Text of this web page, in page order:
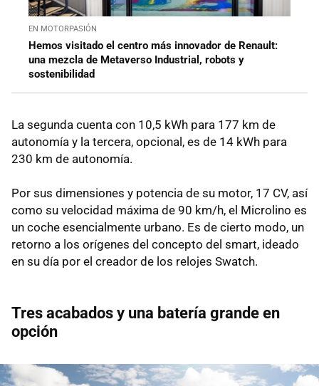
EN MOTORPASIÓN
Hemos visitado el centro más innovador de Renault:
una mezcla de Metaverso Industrial, robots y
sostenibilidad
La segunda cuenta con 10,5 kWh para 177 km de
autonomía y la tercera, opcional, es de 14 kWh para
230 km de autonomía.
Por sus dimensiones y potencia de su motor, 17 CV, así
como su velocidad máxima de 90 km/h, el Microlino es
un coche esencialmente urbano. Es de cierto modo, un
retorno a los orígenes del concepto del smart, ideado
en su día por el creador de los relojes Swatch.
Tres acabados y una batería grande en
opción